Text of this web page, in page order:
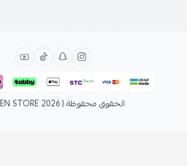
الحقوق محفوظة | 2026 STORE